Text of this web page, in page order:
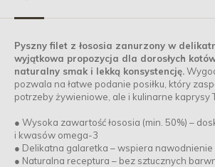
Pyszny filet z łososia zanurzony w
wyjątkowa propozycja dla dorosłych
naturalny smak i lekką konsystencję.
pozwala na łatwe podanie posiłku, który
potrzeby żywieniowe, ale i kulinarne kaprysy
● Wysoka zawartość łososia (min. 50%) –
i kwasów omega-3
● Delikatna galaretka – wspiera nawodnienie
● Naturalna receptura – bez sztucznych